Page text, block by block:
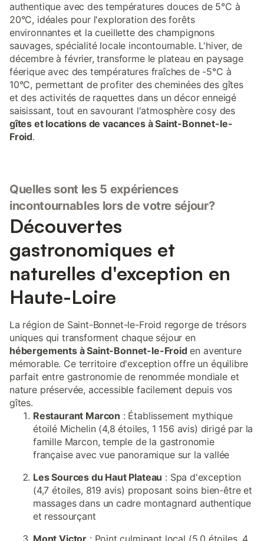
authentique avec des températures douces de 5°C à
20°C, idéales pour l'exploration des forêts
environnantes et la cueillette des champignons
sauvages, spécialité locale incontournable. L'hiver, de
décembre à février, transforme le plateau en paysage
féerique avec des températures fraîches de -5°C à
10°C, permettant de profiter des cheminées des gîtes
et des activités de raquettes dans un décor enneigé
saisissant, tout en savourant l'atmosphère cosy des
gîtes et locations de vacances à Saint-Bonnet-le-
Froid.
Quelles sont les 5 expériences
incontournables lors de votre séjour?
Découvertes
gastronomiques et
naturelles d'exception en
Haute-Loire
La région de Saint-Bonnet-le-Froid regorge de trésors
uniques qui transforment chaque séjour en
hébergements à Saint-Bonnet-le-Froiden aventure
mémorable. Ce territoire d'exception offre un équilibre
parfait entre gastronomie de renommée mondiale et
nature préservée, accessible facilement depuis vos
gîtes.
Restaurant Marcon : Établissement mythique
étoilé Michelin (4,8 étoiles, 1 156 avis) dirigé par la
famille Marcon, temple de la gastronomie
française avec vue panoramique sur la vallée
Les Sources du Haut Plateau : Spa d'exception
(4,7 étoiles, 819 avis) proposant soins bien-être et
massages dans un cadre montagnard authentique
et ressourçant
Mont Victor : Point culminant local (5,0 étoiles, 4